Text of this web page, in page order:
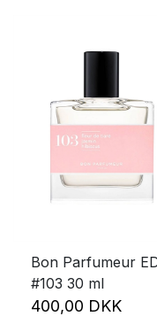
Beauty
Briller
Mærke
Izipizi
Nailberry
Woods
Bon Parfumeur
#103 30 ml
400,00 DKK